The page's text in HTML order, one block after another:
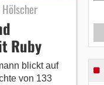
Ruby
blickt auf
von 133